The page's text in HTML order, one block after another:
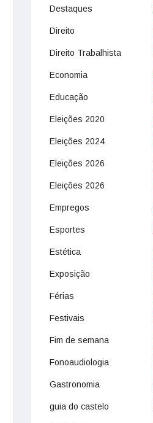
Destaques
Direito
Direito Trabalhista
Economia
Educação
Eleições 2020
Eleições 2024
Eleições 2026
Eleições 2026
Empregos
Esportes
Estética
Exposição
Férias
Festivais
Fim de semana
Fonoaudiologia
Gastronomia
guia do castelo